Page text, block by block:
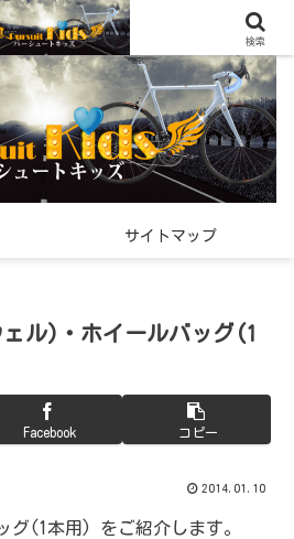
少なスポーツ雑貨」の紹介メディア
サイトマップ
ル)・ホイールバッグ(1
Facebook コピー
2014.01.10
グ(1本用) をご紹介します。
検索